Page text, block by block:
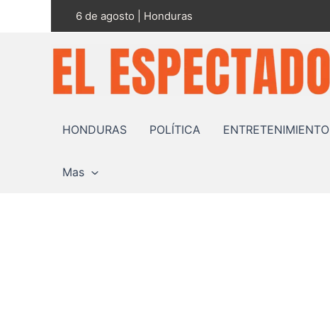
6 de agosto | Honduras
HONDURAS POLÍTICA ENTRETENIMIENTO
Mas